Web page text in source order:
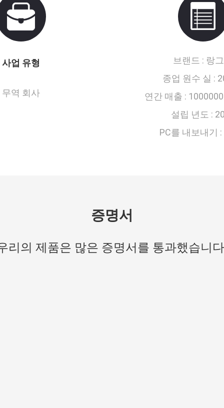
사업 유형
무역 회사
브랜드 : 랑
종업 원수 실 :
연간 매출 :
설립 년도 :
PC를 내보내기 :
증명서
리의 제품은 많은 증명서를 통과했습니